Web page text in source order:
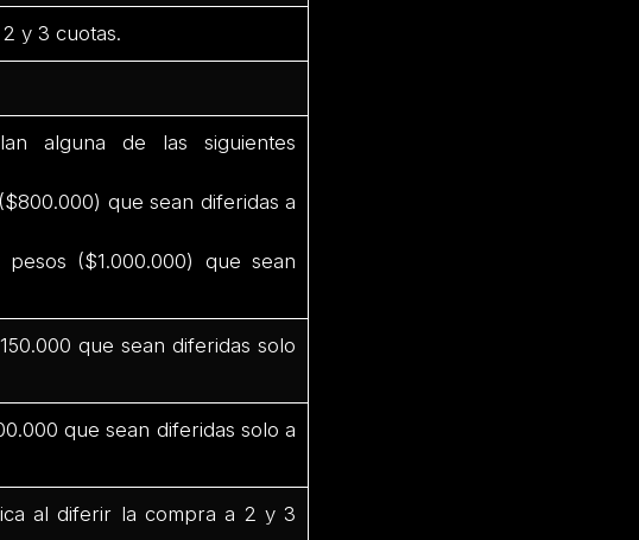
y 3 cuotas.
alguna de las siguientes
que sean diferidas a
($1.000.000) que sean
que sean diferidas solo
que sean diferidas solo a
al diferir la compra a 2 y 3